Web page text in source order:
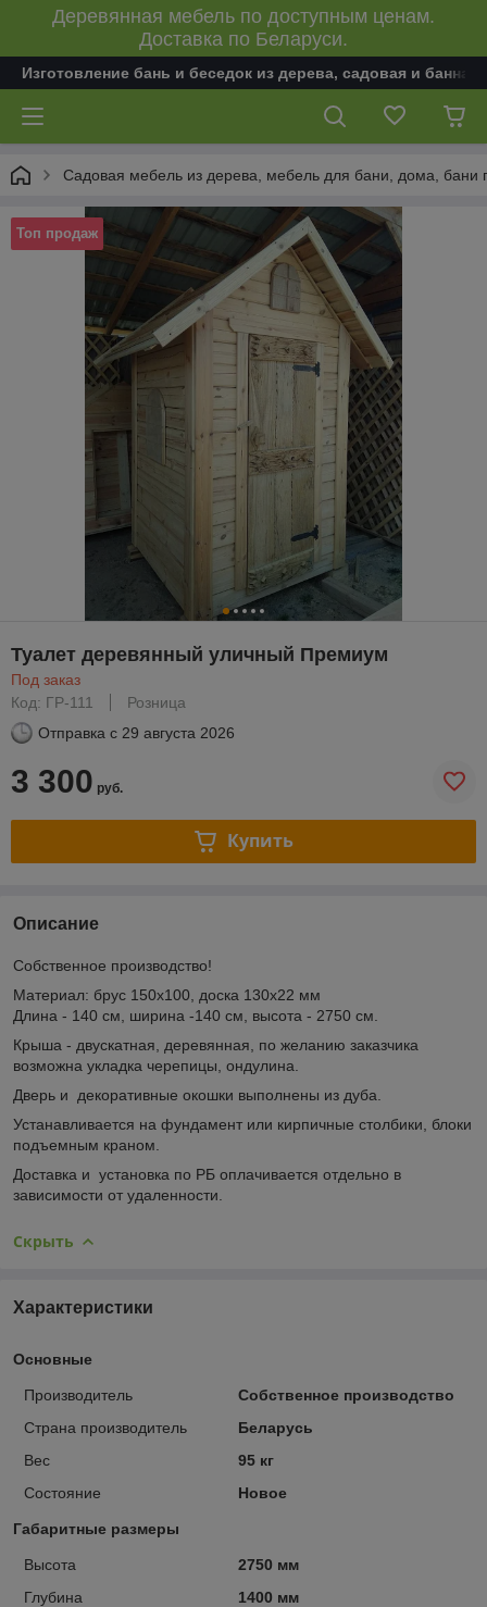
Деревянная мебель по доступным ценам.
Доставка по Беларуси.
Изготовление бань и беседок из дерева, садовая и банная
Садовая мебель из дерева, мебель для бани, дома, бани
Топ продаж
Туалет деревянный уличный Премиум
Под заказ
Код: ГР-111
Розница
Отправка с 29 августа 2026
3 300 руб.
Купить
Описание
Собственное производство!
Материал: брус 150х100, доска 130х22 мм
Длина - 140 см, ширина -140 см, высота - 2750 см.
Крыша - двускатная, деревянная, по желанию заказчика
возможна укладка черепицы, ондулина.
Дверь и декоративные окошки выполнены из дуба.
Устанавливается на фундамент или кирпичные столбики, блоки
подъемным краном.
Доставка и установка по РБ оплачивается отдельно в
зависимости от удаленности.
Скрыть
Характеристики
Основные
Производитель
Собственное производство
Страна производитель
Беларусь
Вес
95 кг
Состояние
Новое
Габаритные размеры
Высота
2750 мм
Глубина
1400 мм